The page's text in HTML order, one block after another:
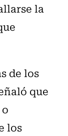
la
de los
que
los